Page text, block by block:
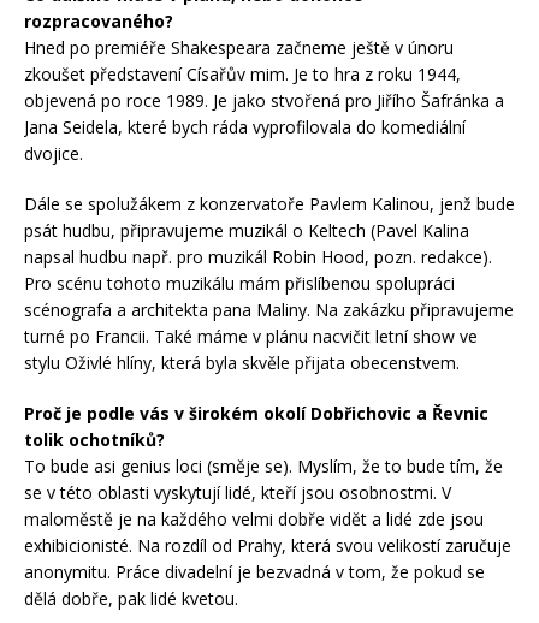
rozpracovaného?
Hned po premiéře Shakespeara začneme ještě v únoru
zkoušet představení Císařův mim. Je to hra z roku 1944,
objevená po roce 1989. Je jako stvořená pro Jiřího Šafránka a
Jana Seidela, které bych ráda vyprofilovala do komediální
dvojice.
Dále se spolužákem z konzervatoře Pavlem Kalinou, jenž bude
psát hudbu, připravujeme muzikál o Keltech (Pavel Kalina
napsal hudbu např. pro muzikál Robin Hood, pozn. redakce).
Pro scénu tohoto muzikálu mám přislíbenou spolupráci
scénografa a architekta pana Maliny. Na zakázku připravujeme
turné po Francii. Také máme v plánu nacvičit letní show ve
stylu Oživlé hlíny, která byla skvěle přijata obecenstvem.
Proč je podle vás v širokém okolí Dobřichovic a Řevnic
tolik ochotníků?
To bude asi genius loci (směje se). Myslím, že to bude tím, že
se v této oblasti vyskytují lidé, kteří jsou osobnostmi. V
maloměstě je na každého velmi dobře vidět a lidé zde jsou
exhibicionisté. Na rozdíl od Prahy, která svou velikostí zaručuje
anonymitu. Práce divadelní je bezvadná v tom, že pokud se
dělá dobře, pak lidé kvetou.